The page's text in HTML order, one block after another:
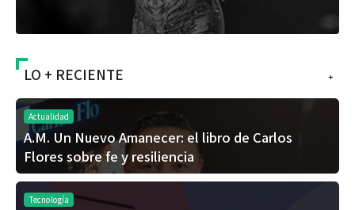
+
LO + RECIENTE
Actualidad
A.M. Un Nuevo Amanecer: el libro de Carlos
Flores sobre fe y resiliencia
Tecnología